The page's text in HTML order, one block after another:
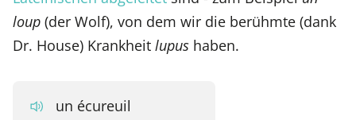
loup (der Wolf), von dem wir die berühmte (dank
Dr. House) Krankheit lupus haben.
un écureuil